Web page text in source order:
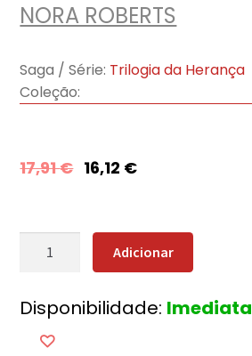
NORA ROBERTS
Saga / Série: Trilogia da Herança
Coleção:
17,91€ 16,12 €
Quantidade
de
Fogo
Adicionar
Disponibilidade: Imediata